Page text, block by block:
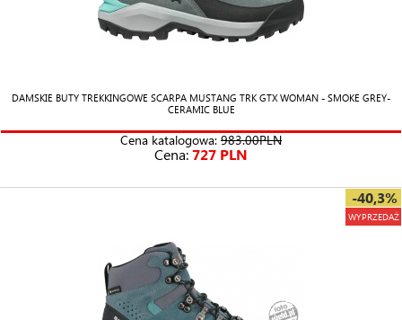
DAMSKIE BUTY TREKKINGOWE SCARPA MUSTANG TRK GTX WOMAN - SMOKE GREY-
CERAMIC BLUE
Cena katalogowa: 983.00PLN
Cena:727 PLN
-40,3%
WYPRZEDAŻ